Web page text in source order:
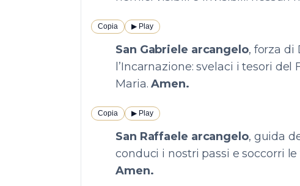
Copia ▶︎ Play
San Gabriele arcangelo, forza di
l’Incarnazione: svelaci i tesori
Maria.Amen.
Copia ▶︎ Play
San Raffaele arcangelo, guida
conduci i nostri passi e soccorri
Amen.